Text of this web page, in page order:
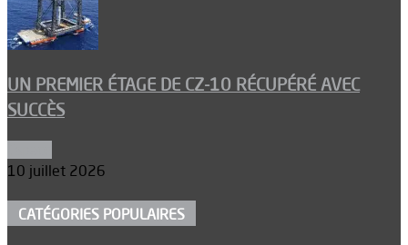
UN PREMIER ÉTAGE DE CZ-10 RÉCUPÉRÉ AVEC
SUCCÈS
10 juillet 2026
CATÉGORIES POPULAIRES